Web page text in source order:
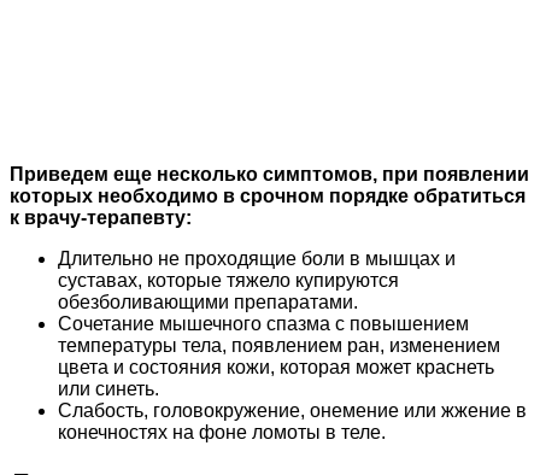
Приведем еще несколько симптомов, при появлении
которых необходимо в срочном порядке обратиться
к врачу-терапевту:
Длительно не проходящие боли в мышцах и
суставах, которые тяжело купируются
обезболивающими препаратами.
Сочетание мышечного спазма с повышением
температуры тела, появлением ран, изменением
цвета и состояния кожи, которая может краснеть
или синеть.
Слабость, головокружение, онемение или жжение в
конечностях на фоне ломоты в теле.